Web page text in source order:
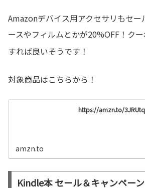
Amazonデバイス用アクセサリもセー
ースやフィルムとかが20%OFF！ク
すれば良いそうです！
対象商品はこちらから！
https://amzn.to/
amzn.to
Kindle本 セール＆キャンペーン